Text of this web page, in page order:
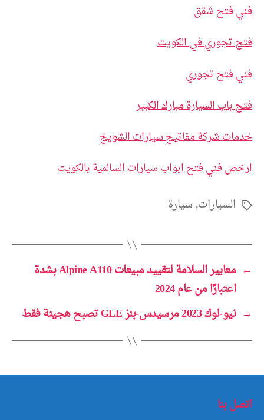
فني فتح شقق
فتح تجوري في الكويت
فني فتح تجوري
فتح باب السيارة مبارك الكبير
خدمات شركة مفاتيح سيارات الشويخ
ارخص فني فتح ابواب سيارات السالمية بالكويت
الوسومالسيارات,سيارة
←
معايير السلامة لتقييد مبيعات Alpine A110 بشدة
اعتبارًا من عام 2024
→ نيو-لوك 2023 مرسيدس-بنز GLE تصبح هجينة فقط
اتصل بنا